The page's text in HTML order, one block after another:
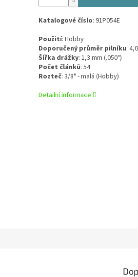
Katalogové číslo: 91P054E
Použití: Hobby
Doporučený průměr pilníku:
Šířka drážky: 1,3 mm (.050")
Počet článků: 54
Rozteč: 3/8" - malá (Hobby)
Detailní informace